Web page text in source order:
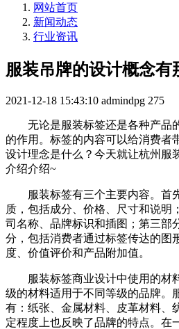
网站首页
新闻动态
行业资讯
服装吊牌的设计概念有
2021-12-18 15:43:10 admindpg 275
无论是服装标签还是各种产品
的作用。标签的内容可以给消费者
设计理念是什么？今天就让杭州服
介绍介绍~
服装标签有三个主要内容。首
质，包括成分、价格、尺寸和说明
司名称、品牌标识和插图；第三部
分，包括消费者通过标签传达的图
度、价值评价和产品附加值。
服装标签商业设计中使用的材
级的材料适用于不同等级的品牌。
有：纸张、金属材料、皮革材料、
定程度上也反映了品牌的特点。在